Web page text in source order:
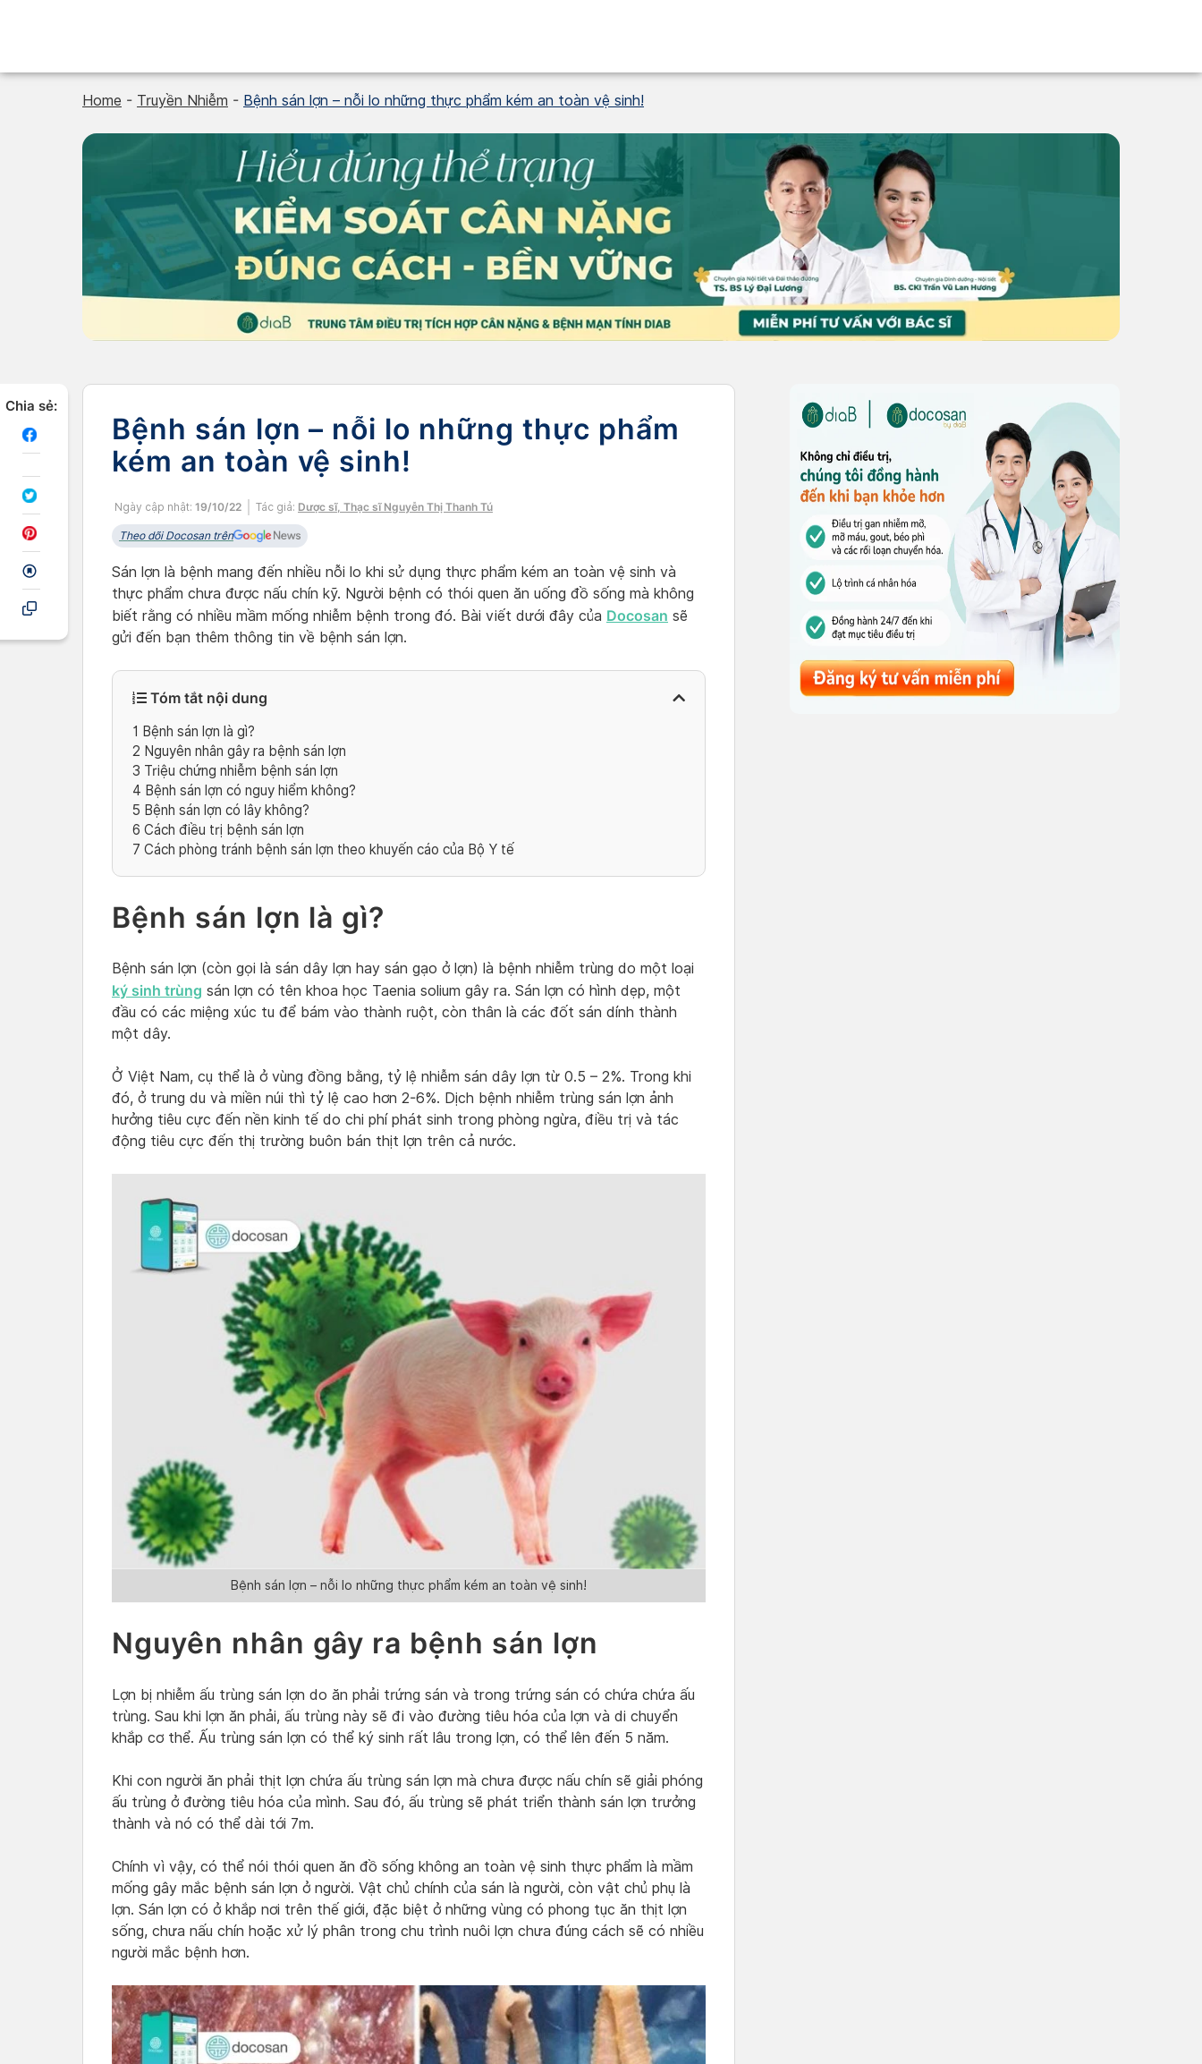
Home - Truyền Nhiễm - Bệnh sán lợn – nỗi lo những thực phẩm kém an toàn vệ sinh!
Chia sẻ:
Bệnh sán lợn – nỗi lo những thực phẩm
kém an toàn vệ sinh!
Ngày cập nhật: 19/10/22 Tác giả: Dược sĩ, Thạc sĩ Nguyễn Thị Thanh Tú
Theo dõi Docosan trên
Sán lợn là bệnh mang đến nhiều nỗi lo khi sử dụng thực phẩm kém an toàn vệ sinh và
thực phẩm chưa được nấu chín kỹ. Người bệnh có thói quen ăn uống đồ sống mà không
biết rằng có nhiều mầm mống nhiễm bệnh trong đó. Bài viết dưới đây của Docosan sẽ
gửi đến bạn thêm thông tin về bệnh sán lợn.
Tóm tắt nội dung
1 Bệnh sán lợn là gì?
2 Nguyên nhân gây ra bệnh sán lợn
3 Triệu chứng nhiễm bệnh sán lợn
4 Bệnh sán lợn có nguy hiểm không?
5 Bệnh sán lợn có lây không?
6 Cách điều trị bệnh sán lợn
7 Cách phòng tránh bệnh sán lợn theo khuyến cáo của Bộ Y tế
Bệnh sán lợn là gì?
Bệnh sán lợn (còn gọi là sán dây lợn hay sán gạo ở lợn) là bệnh nhiễm trùng do một loại
ký sinh trùng sán lợn có tên khoa học Taenia solium gây ra. Sán lợn có hình dẹp, một
đầu có các miệng xúc tu để bám vào thành ruột, còn thân là các đốt sán dính thành
một dây.
Ở Việt Nam, cụ thể là ở vùng đồng bằng, tỷ lệ nhiễm sán dây lợn từ 0.5 – 2%. Trong khi
đó, ở trung du và miền núi thì tỷ lệ cao hơn 2-6%. Dịch bệnh nhiễm trùng sán lợn ảnh
hưởng tiêu cực đến nền kinh tế do chi phí phát sinh trong phòng ngừa, điều trị và tác
động tiêu cực đến thị trường buôn bán thịt lợn trên cả nước.
Bệnh sán lợn – nỗi lo những thực phẩm kém an toàn vệ sinh!
Nguyên nhân gây ra bệnh sán lợn
Lợn bị nhiễm ấu trùng sán lợn do ăn phải trứng sán và trong trứng sán có chứa chứa ấu
trùng. Sau khi lợn ăn phải, ấu trùng này sẽ đi vào đường tiêu hóa của lợn và di chuyển
khắp cơ thể. Ấu trùng sán lợn có thể ký sinh rất lâu trong lợn, có thể lên đến 5 năm.
Khi con người ăn phải thịt lợn chứa ấu trùng sán lợn mà chưa được nấu chín sẽ giải phóng
ấu trùng ở đường tiêu hóa của mình. Sau đó, ấu trùng sẽ phát triển thành sán lợn trưởng
thành và nó có thể dài tới 7m.
Chính vì vậy, có thể nói thói quen ăn đồ sống không an toàn vệ sinh thực phẩm là mầm
mống gây mắc bệnh sán lợn ở người. Vật chủ chính của sán là người, còn vật chủ phụ là
lợn. Sán lợn có ở khắp nơi trên thế giới, đặc biệt ở những vùng có phong tục ăn thịt lợn
sống, chưa nấu chín hoặc xử lý phân trong chu trình nuôi lợn chưa đúng cách sẽ có nhiều
người mắc bệnh hơn.